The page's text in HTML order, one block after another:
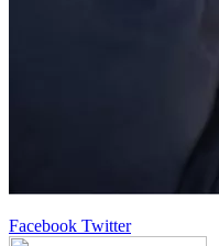
Facebook TwitterGoogle+
LinkedIn
StumbleUpon
Tumblr
Pinterest
Reddit
VKontakte
Share
Print